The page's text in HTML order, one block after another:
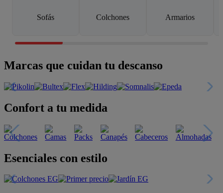
Sofás Colchones Armarios
Marcas que cuidan tu descanso
Confort a tu medida
Esenciales con estilo